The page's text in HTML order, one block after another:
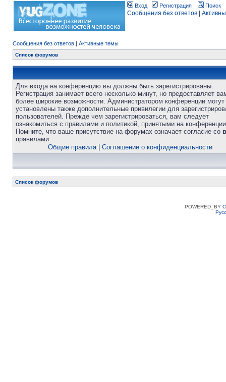
Вход Регистрация Поиск
Сообщения без ответов
Сообщения без ответов | Активные темы
Список форумов
Для входа на конференцию вы должны быть зарегистрированы.
Регистрация занимает всего несколько минут, но предоставляет
более широкие возможности. Администратором конференции
установлены также дополнительные привилегии для
пользователей. Прежде чем зарегистрироваться, вам следует
ознакомиться с правилами и политикой, принятыми на
Помните, что ваше присутствие на форумах означает согласие со
правилами.
Общие правила| Соглашение о конфиденциальности
Список форумов
POWERED_BY